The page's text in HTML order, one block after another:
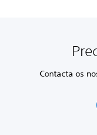
Contacta os